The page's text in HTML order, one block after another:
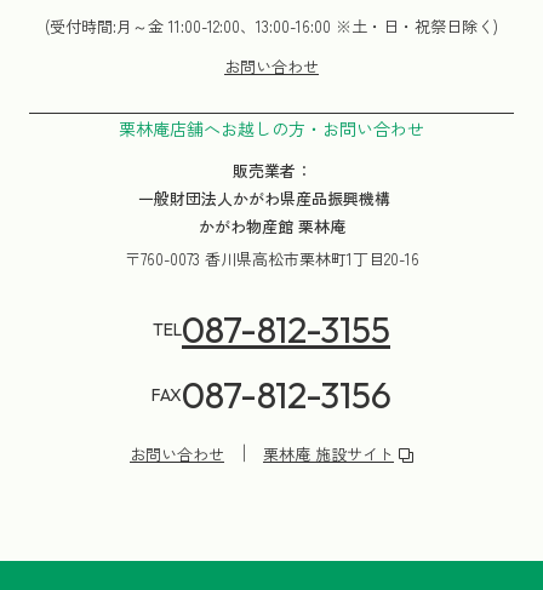
(受付時間:月～金 11:00-12:00、13:00-16:00 ※土・日・祝祭日除く)
お問い合わせ
栗林庵店舗へお越しの方・お問い合わせ
販売業者：
一般財団法人かがわ県産品振興機構
かがわ物産館 栗林庵
〒760-0073 香川県高松市栗林町1丁目20-16
TEL087-812-3155
FAX087-812-3156
お問い合わせ 栗林庵 施設サイト